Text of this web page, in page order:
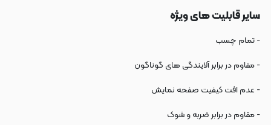
سایر قابلیت های ویژه
- تمام چسب
- مقاوم در برابر آلایندگی های گوناگون
- عدم افت کیفیت صفحه نمایش
- مقاوم در برابر ضربه و شوک